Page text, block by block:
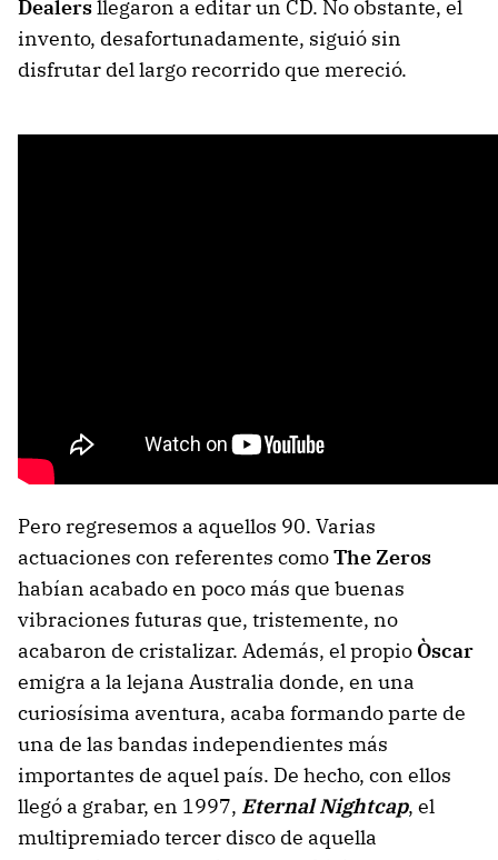
Dealersllegaron a editar un CD. No obstante, el
invento, desafortunadamente, siguió sin
disfrutar del largo recorrido que mereció.
Pero regresemos a aquellos 90. Varias
actuaciones con referentes comoThe Zeros
habían acabado en poco más que buenas
vibraciones futuras que, tristemente, no
acabaron de cristalizar. Además, el propio Òscar
emigra a la lejana Australia donde, en una
curiosísima aventura, acaba formando parte de
una de las bandas independientes más
importantes de aquel país. De hecho, con ellos
llegó a grabar, en 1997, Eternal Nightcap, el
multipremiado tercer disco de aquella